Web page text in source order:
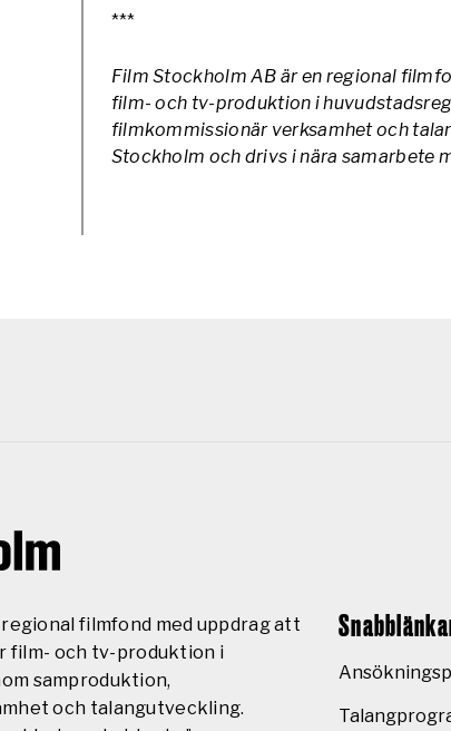
***
Film Stockholm AB är en regional
film- och tv-produktion i
filmkommissionär verksamhet och
Stockholm och drivs i nära samarbete
filmfond med uppdrag att
film- och tv-produktion i
samproduktion,
och talangutveckling.